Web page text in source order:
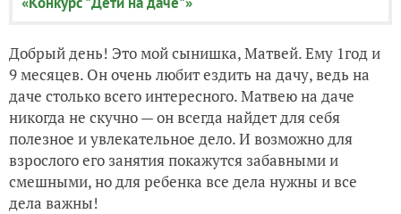
Добрый день! Это мой сынишка, Матвей. Ему 1год и
9 месяцев. Он очень любит ездить на дачу, ведь на
даче столько всего интересного. Матвею на даче
никогда не скучно — он всегда найдет для себя
полезное и увлекательное дело. И возможно для
взрослого его занятия покажутся забавными и
смешными, но для ребенка все дела нужны и все
дела важны!